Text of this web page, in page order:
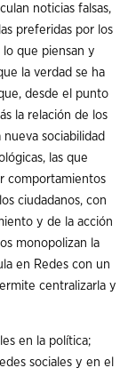
noticias falsas,
preferidas por los
que piensan y
la verdad se ha
desde el punto
la relación de los
sociabilidad
las que
comportamientos
ciudadanos, con
y de la acción
monopolizan la
en Redes con un
centralizarla y
en la política;
sociales y en el